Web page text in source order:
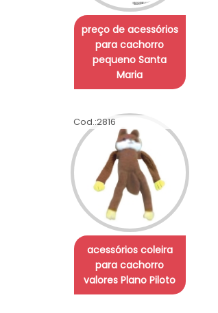
preço de acessórios
para cachorro
pequeno Santa
Maria
Cod.:2816
acessórios coleira
para cachorro
valores Plano Piloto